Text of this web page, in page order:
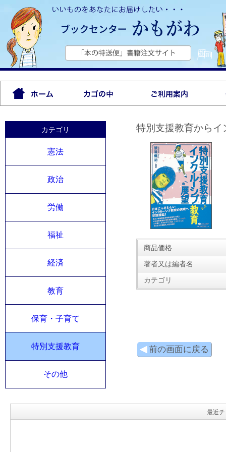
カテゴリ
憲法
政治
労働
福祉
経済
教育
保育・子育て
特別支援教育
その他
特別支援教育から
商品価格
著者又は編者名
カテゴリ
前の画面に戻る
最近